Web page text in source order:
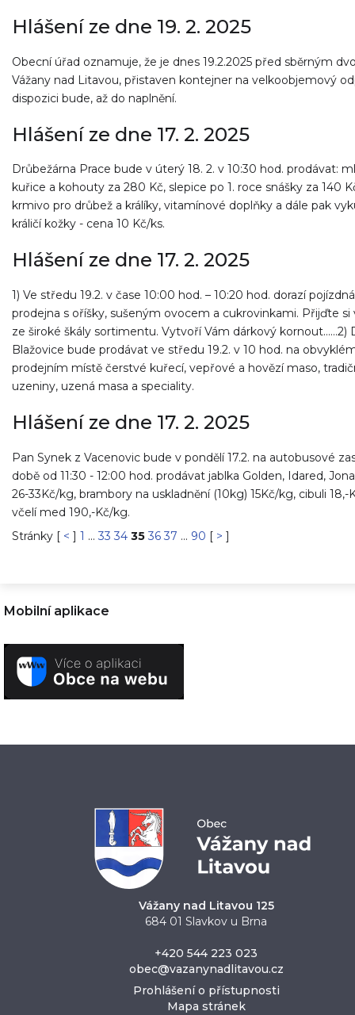
Hlášení ze dne 19. 2. 2025
Obecní úřad oznamuje, že je dnes 19.2.2025 před sběrným
Vážany nad Litavou, přistaven kontejner na velkoobjemový
dispozici bude, až do naplnění.
Hlášení ze dne 17. 2. 2025
Drůbežárna Prace bude v úterý 18. 2. v 10:30 hod. prodávat:
kuřice a kohouty za 280 Kč, slepice po 1. roce snášky za 140
krmivo pro drůbež a králíky, vitamínové doplňky a dále pak
králičí kožky - cena 10 Kč/ks.
Hlášení ze dne 17. 2. 2025
1) Ve středu 19.2. v čase 10:00 hod. – 10:20 hod. dorazí pojízdná
prodejna s oříšky, sušeným ovocem a cukrovinkami. Přijďte si
ze široké škály sortimentu. Vytvoří Vám dárkový kornout......2)
Blažovice bude prodávat ve středu 19.2. v 10 hod. na
prodejním místě čerstvé kuřecí, vepřové a hovězí maso,
uzeniny, uzená masa a speciality.
Hlášení ze dne 17. 2. 2025
Pan Synek z Vacenovic bude v pondělí 17.2. na autobusové
době od 11:30 - 12:00 hod. prodávat jablka Golden, Idared,
26-33Kč/kg, brambory na uskladnění (10kg) 15Kč/kg, cibuli 18,-
včelí med 190,-Kč/kg.
Stránky [ < ] 1 ... 3334 353637 ... 90 [ > ]
Mobilní aplikace
Vážany nad Litavou 125
684 01 Slavkov u Brna
+420 544 223 023
obec@vazanynadlitavou.cz
Prohlášení o přístupnosti
Mapa stránek